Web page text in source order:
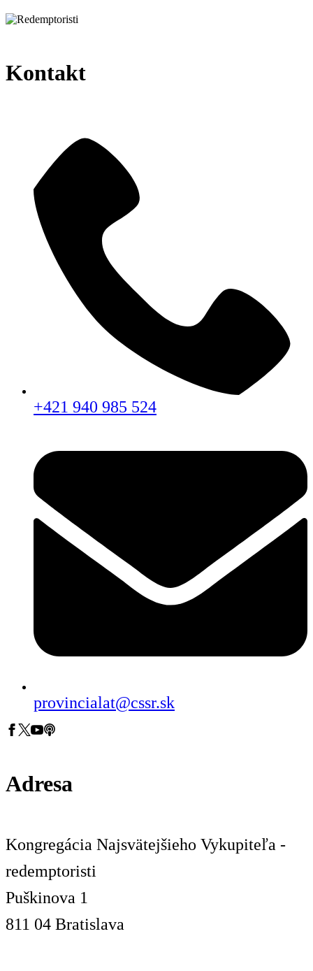
Kontakt
+421 940 985 524
provincialat@cssr.sk
Adresa
Kongregácia Najsvätejšieho Vykupiteľa -
redemptoristi
Puškinova 1
811 04 Bratislava